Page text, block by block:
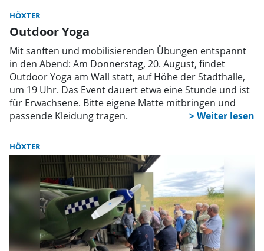
HÖXTER
Outdoor Yoga
Mit sanften und mobilisierenden Übungen entspannt
in den Abend: Am Donnerstag, 20. August, findet
Outdoor Yoga am Wall statt, auf Höhe der Stadthalle,
um 19 Uhr. Das Event dauert etwa eine Stunde und ist
für Erwachsene. Bitte eigene Matte mitbringen und
passende Kleidung tragen.
HÖXTER